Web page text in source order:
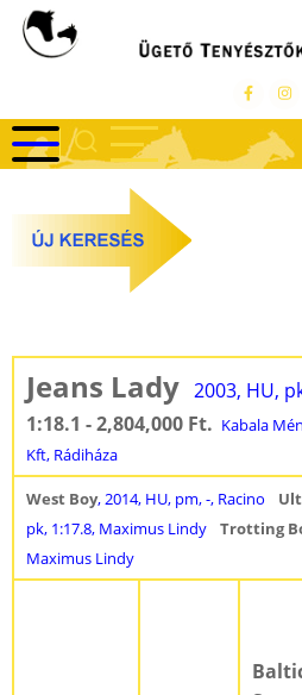
Ugrás
Jeans Lady 2003, HU,
1:18.1 - 2,804,000 Ft. Kabala
Kft, Rádiháza
West Boy, 2014, HU, pm, -, Racino
pk, 1:17.8, Maximus Lindy
Trotting
Maximus Lindy